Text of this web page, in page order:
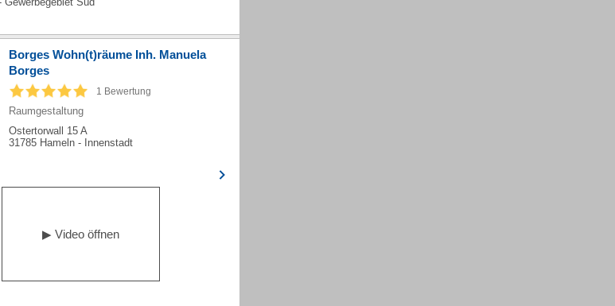
Borges Wohn(t)räume Inh. Manuela
Borges
1 Bewertung
Raumgestaltung
Ostertorwall 15 A
31785 Hameln - Innenstadt
▶︎ Video öffnen